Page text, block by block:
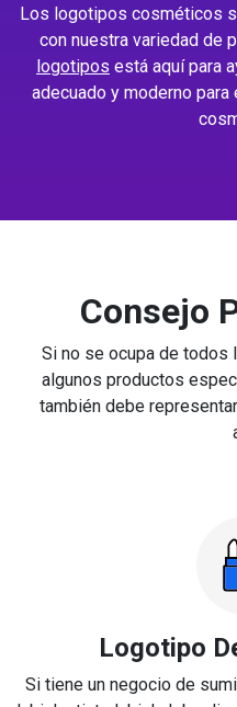
Los logotipos cosméticos
con nuestra variedad de
logotipos está aquí para
adecuado y moderno
Consejo
Si no se ocupa de
algunos productos
también debe
Logotipo
Si tiene un negocio de